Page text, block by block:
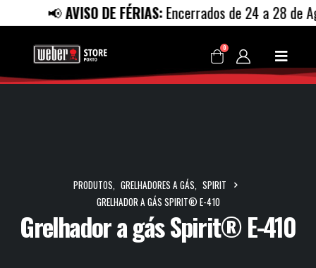
📢AVISO DE FÉRIAS:Encerrados de 24 a 28 de
0
Grelhador a gás Spirit® E-410
PRODUTOS, GRELHADORES A GÁS, SPIRIT
GRELHADOR A GÁS SPIRIT® E-410